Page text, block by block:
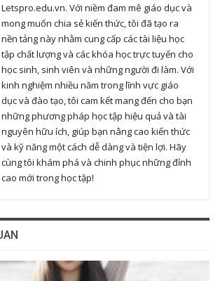
Letspro.edu.vn. Với niềm đam mê giáo dục và
mong muốn chia sẻ kiến thức, tôi đã tạo ra
nền tảng này nhằm cung cấp các tài liệu học
tập chất lượng và các khóa học trực tuyến cho
học sinh, sinh viên và những người đi làm. Với
kinh nghiệm nhiều năm trong lĩnh vực giáo
dục và đào tạo, tôi cam kết mang đến cho bạn
những phương pháp học tập hiệu quả và tài
nguyên hữu ích, giúp bạn nâng cao kiến thức
và kỹ năng một cách dễ dàng và tiện lợi. Hãy
cùng tôi khám phá và chinh phục những đỉnh
cao mới trong học tập!